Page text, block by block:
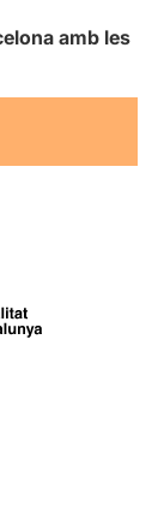
amb les